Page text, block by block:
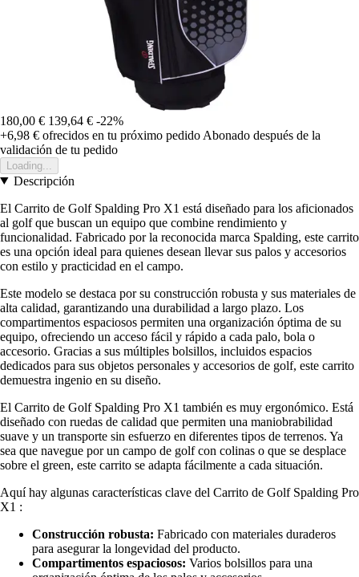
180,00 € 139,64 € -22%
+6,98 € ofrecidos en tu próximo pedido Abonado después de la
validación de tu pedido
Loading...
Descripción
El Carrito de Golf Spalding Pro X1 está diseñado para los aficionados
al golf que buscan un equipo que combine rendimiento y
funcionalidad. Fabricado por la reconocida marca Spalding, este carrito
es una opción ideal para quienes desean llevar sus palos y accesorios
con estilo y practicidad en el campo.
Este modelo se destaca por su construcción robusta y sus materiales de
alta calidad, garantizando una durabilidad a largo plazo. Los
compartimentos espaciosos permiten una organización óptima de su
equipo, ofreciendo un acceso fácil y rápido a cada palo, bola o
accesorio. Gracias a sus múltiples bolsillos, incluidos espacios
dedicados para sus objetos personales y accesorios de golf, este carrito
demuestra ingenio en su diseño.
El Carrito de Golf Spalding Pro X1 también es muy ergonómico. Está
diseñado con ruedas de calidad que permiten una maniobrabilidad
suave y un transporte sin esfuerzo en diferentes tipos de terrenos. Ya
sea que navegue por un campo de golf con colinas o que se desplace
sobre el green, este carrito se adapta fácilmente a cada situación.
Aquí hay algunas características clave del Carrito de Golf Spalding Pro
X1 :
Construcción robusta: Fabricado con materiales duraderos
para asegurar la longevidad del producto.
Compartimentos espaciosos: Varios bolsillos para una